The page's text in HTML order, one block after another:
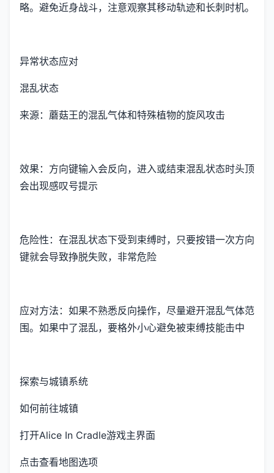
略。避免近身战斗，注意观察其移动轨迹和长刺时机。
异常状态应对
混乱状态
来源：蘑菇王的混乱气体和特殊植物的旋风攻击
效果：方向键输入会反向，进入或结束混乱状态时头顶
会出现感叹号提示
危险性：在混乱状态下受到束缚时，只要按错一次方向
键就会导致挣脱失败，非常危险
应对方法：如果不熟悉反向操作，尽量避开混乱气体范
围。如果中了混乱，要格外小心避免被束缚技能击中
探索与城镇系统
如何前往城镇
打开Alice In Cradle游戏主界面
点击查看地图选项